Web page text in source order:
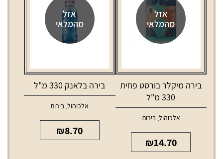
אזל
מהמלאי
בירה מיקלר בורסט פחית
330 מ"ל
אלכוהול,בירות
₪14.70
אזל
מהמלאי
בירה בלאנק 330 מ"ל
אלכוהול, בירות
₪8.70